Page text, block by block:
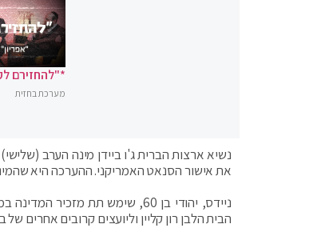
*"להחזירם
מערכת בחזית
נשיא ארצות הברית ג'ו ביידן מינה הערב
את אישור הסנאט האמריקני. ההערכה היא
ניידס, יהודי בן 60, שימש תת
הבית הלבן רון קליין וליועצים קרובים אחרים